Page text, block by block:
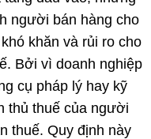
người bán hàng cho
khăn và rủi ro cho
Bởi vì doanh nghiệp
cụ pháp lý hay kỹ
thủ thuế của người
thuế. Quy định này